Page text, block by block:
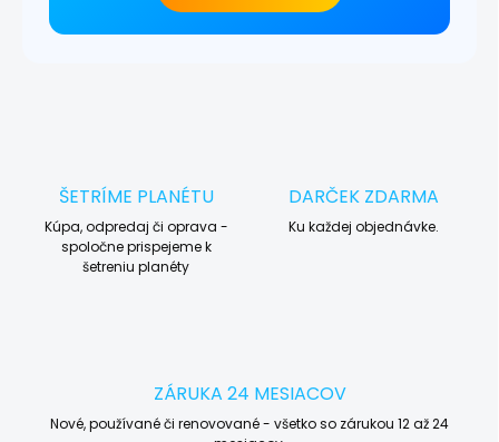
ŠETRÍME PLANÉTU
Kúpa, odpredaj či oprava -
spoločne prispejeme k
šetreniu planéty
DARČEK ZDARMA
Ku každej objednávke.
ZÁRUKA 24 MESIACOV
Nové, používané či renovované - všetko so zárukou 12 až 24